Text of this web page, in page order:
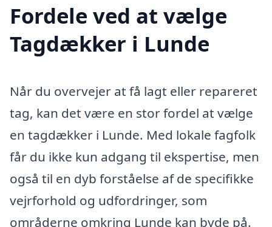
Fordele ved at vælge
Tagdækker i Lunde
Når du overvejer at få lagt eller repareret
tag, kan det være en stor fordel at vælge
en tagdækker i Lunde. Med lokale fagfolk
får du ikke kun adgang til ekspertise, men
også til en dyb forståelse af de specifikke
vejrforhold og udfordringer, som
områderne omkring Lunde kan byde på.